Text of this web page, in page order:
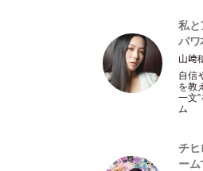
私と
パワ
山﨑
自信
を教
一文
ム
チヒ
ーム